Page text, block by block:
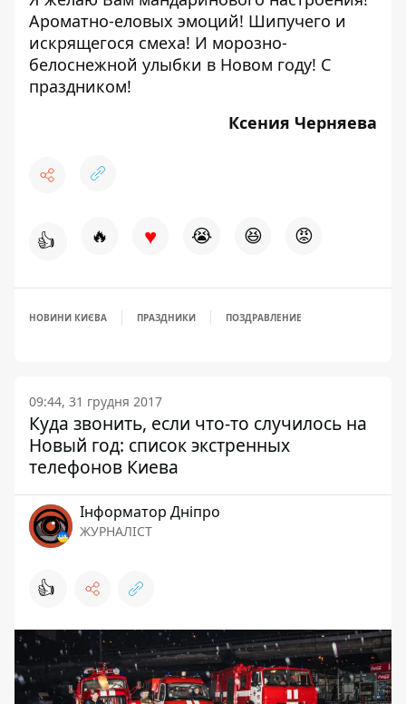
Ароматно-еловых эмоций! Шипучего и
искрящегося смеха! И морозно-
белоснежной улыбки в Новом году! С
праздником!
Ксения Черняева
👍 🔥 ♥ 😭 😆 😡
НОВИНИ КИЄВА ПРАЗДНИКИ ПОЗДРАВЛЕНИЕ
09:44, 31 грудня 2017
Куда звонить, если что-то случилось на
Новый год: список экстренных
телефонов Киева
Інформатор Дніпро
ЖУРНАЛІСТ
👍